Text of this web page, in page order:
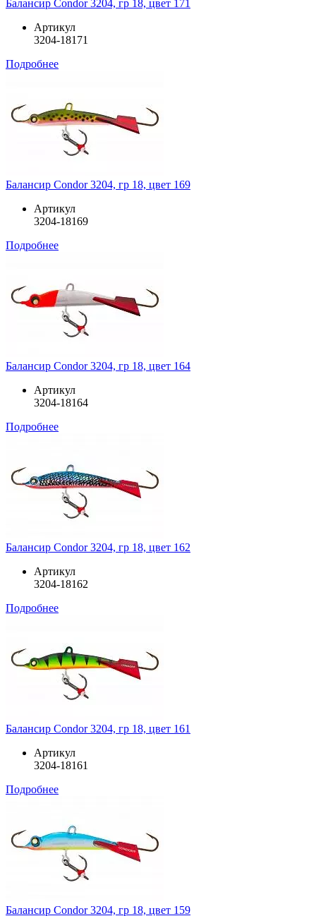
Балансир Condor 3204, гр 18, цвет 171
Артикул
3204-18171
Подробнее
Балансир Condor 3204, гр 18, цвет 169
Артикул
3204-18169
Подробнее
Балансир Condor 3204, гр 18, цвет 164
Артикул
3204-18164
Подробнее
Балансир Condor 3204, гр 18, цвет 162
Артикул
3204-18162
Подробнее
Балансир Condor 3204, гр 18, цвет 161
Артикул
3204-18161
Подробнее
Балансир Condor 3204, гр 18, цвет 159